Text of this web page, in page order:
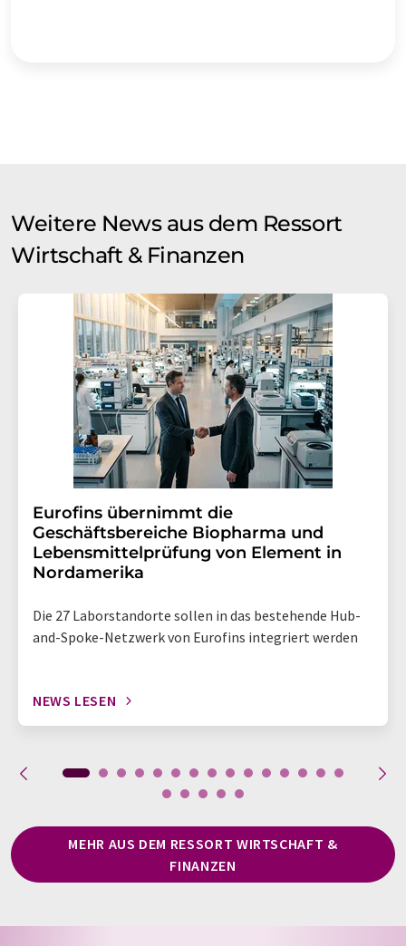
Weitere News aus dem Ressort
Wirtschaft & Finanzen
Eurofins übernimmt die
Geschäftsbereiche Biopharma und
Lebensmittelprüfung von Element in
Nordamerika
Die 27 Laborstandorte sollen in das bestehende Hub-
and-Spoke-Netzwerk von Eurofins integriert werden
NEWS LESEN
MEHR AUS DEM RESSORT WIRTSCHAFT &
FINANZEN